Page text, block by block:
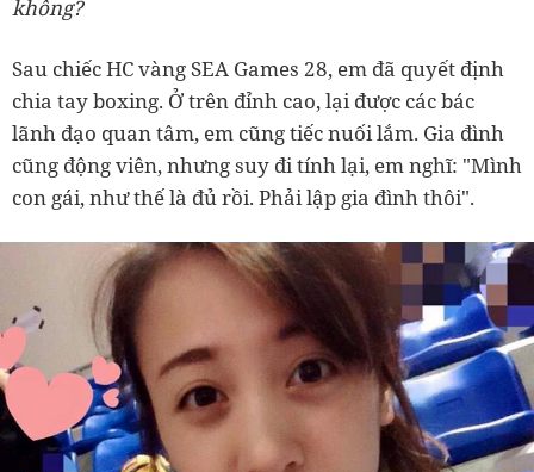
không?
Sau chiếc HC vàng SEA Games 28, em đã quyết định
chia tay boxing. Ở trên đỉnh cao, lại được các bác
lãnh đạo quan tâm, em cũng tiếc nuối lắm. Gia đình
cũng động viên, nhưng suy đi tính lại, em nghĩ: "Mình
con gái, như thế là đủ rồi. Phải lập gia đình thôi".